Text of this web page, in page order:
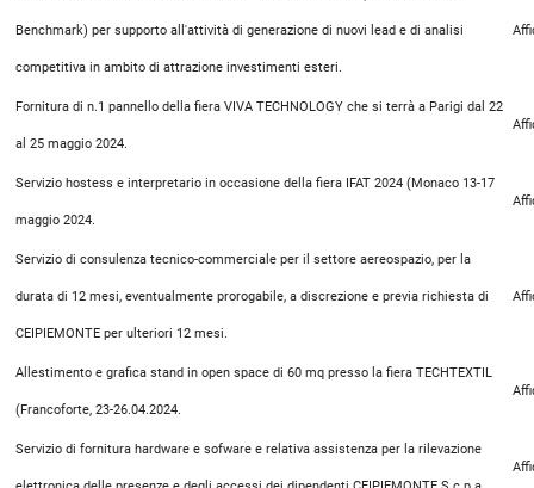
Benchmark) per supporto all'attività di generazione di nuovi lead e di analisi
competitiva in ambito di attrazione investimenti esteri.
Fornitura di n.1 pannello della fiera VIVA TECHNOLOGY che si terrà a Parigi dal 22
al 25 maggio 2024.
Servizio hostess e interpretario in occasione della fiera IFAT 2024 (Monaco 13-17
maggio 2024.
Servizio di consulenza tecnico-commerciale per il settore aereospazio, per la
durata di 12 mesi, eventualmente prorogabile, a discrezione e previa richiesta di
CEIPIEMONTE per ulteriori 12 mesi.
Allestimento e grafica stand in open space di 60 mq presso la fiera TECHTEXTIL
(Francoforte, 23-26.04.2024.
Servizio di fornitura hardware e sofware e relativa assistenza per la rilevazione